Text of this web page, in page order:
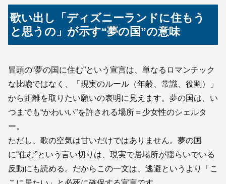
歌い出し「ディズニーランドに住もう
と思うの」が示す“夢の国”の意味
冒頭の“夢の国に住む”という宣言は、単なるロマンチック
な比喩ではなく、「現実のルール（年齢、常識、役割）」
から距離を取りたい願いの表明に見えます。夢の国は、い
つまでも“かわいい”を許される場所＝少女性のシェルタ
ー。
ただし、歌の空気は甘いだけではありません。夢の国
に“住む”という言い切りは、現実で居場所が揺らいでいる
反動にも読める。だからこの一文は、逃避というより「こ